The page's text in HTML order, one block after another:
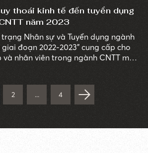
thoái kinh tế đến tuyển dụng
năm 2023
Nhân sự và Tuyển dụng ngành
đoạn 2022-2023" cung cấp cho
nhân viên trong ngành CNTT một
thoái kinh tế. Báo cáo này cung cấp
tuyển dụng và tìm kiếm việc làm,
2 ... 4